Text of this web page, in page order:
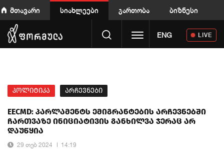
მთავარი სიახლეები გართობა ბიზნესი
Toggle navigation
ENG LIVE
პოლიტიკა არჩევნები
EECMD: პარლამენტს ემიგრანტების არჩევნებში
ჩართვაზე ინიციატივის განხილვა ჯერაც არ
დაუწყია
29 თებ 2024 14:19